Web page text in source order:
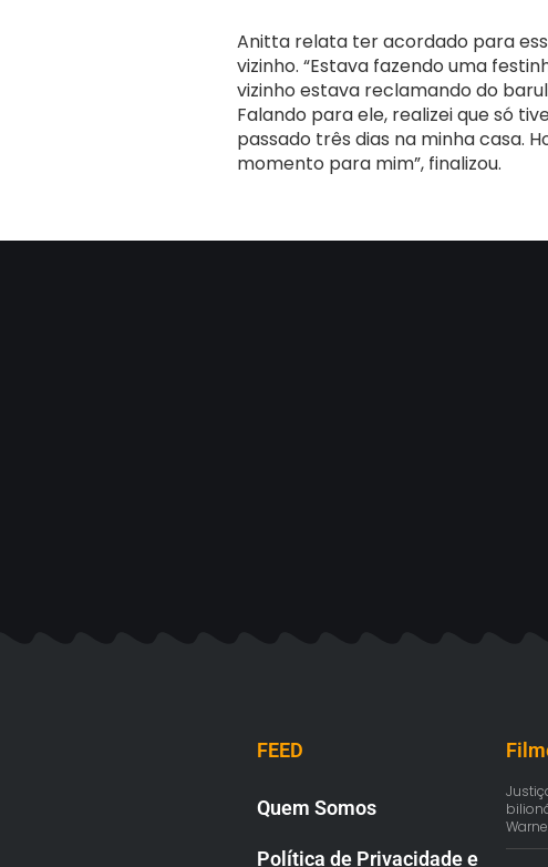
Anitta relata ter acordado para
vizinho. “Estava fazendo uma
vizinho estava reclamando do
Falando para ele, realizei que só
passado três dias na minha casa.
momento para mim”, finalizou.
FEED
Quem Somos
Política de Privacidade e